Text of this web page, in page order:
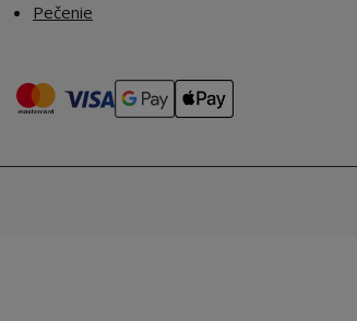
Pečenie